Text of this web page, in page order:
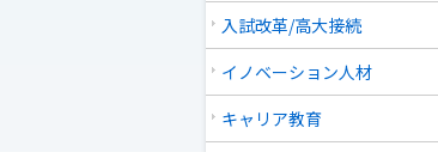
入試改革/高大接続
イノベーション人材
キャリア教育